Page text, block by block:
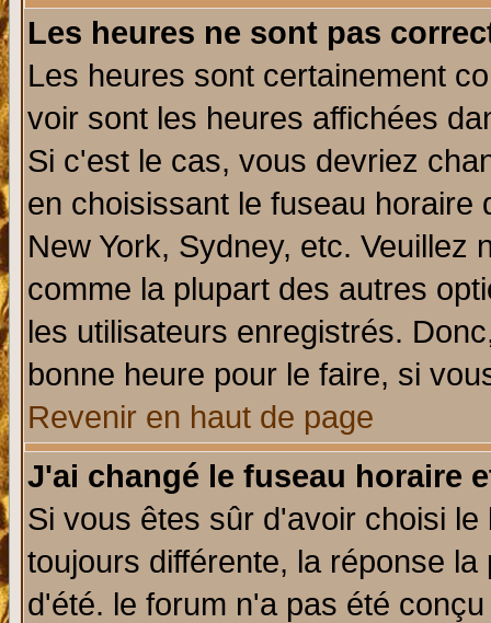
Les heures ne sont pas
Les heures sont certainement
voir sont les heures affichées
Si c'est le cas, vous devriez
en choisissant le fuseau
New York, Sydney, etc. Veuillez
comme la plupart des autres
les utilisateurs enregistrés.
bonne heure pour le faire, si
Revenir en haut de page
J'ai changé le fuseau horaire
Si vous êtes sûr d'avoir choisi
toujours différente, la réponse
d'été. le forum n'a pas été